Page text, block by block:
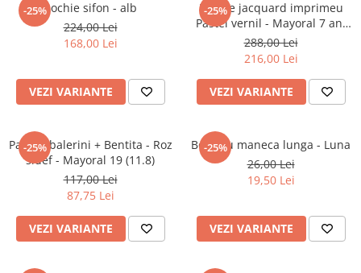
-25%Rochie sifon - alb
224,00 Lei
168,00 Lei
VEZI VARIANTE
-25%
Rochie jacquard imprimeu
Pastel vernil - Mayoral 7 ani
(122 cm)
288,00 Lei
216,00 Lei
VEZI VARIANTE
-25%
Pantofi balerini + Bentita - Roz
sidef - Mayoral 19 (11.8)
117,00 Lei
87,75 Lei
VEZI VARIANTE
-25%
Body cu maneca lunga - Luna
26,00 Lei
19,50 Lei
VEZI VARIANTE